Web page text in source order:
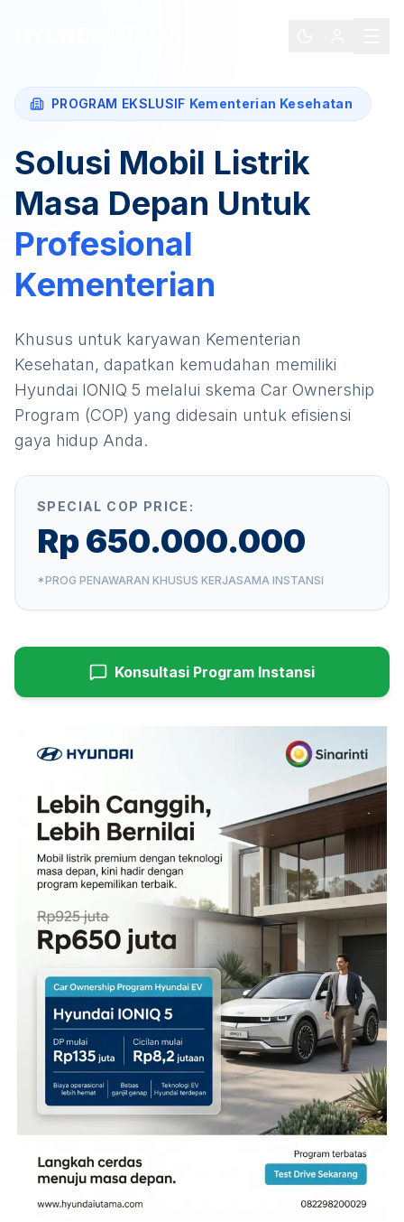
PROGRAM EKSLUSIF Kementerian Kesehatan
Solusi Mobil Listrik
Masa Depan Untuk
Profesional
Kementerian
Khusus untuk karyawan Kementerian
Kesehatan, dapatkan kemudahan memiliki
Hyundai IONIQ 5 melalui skema Car Ownership
Program (COP) yang didesain untuk efisiensi
gaya hidup Anda.
SPECIAL COP PRICE:
Rp 650.000.000
*PROG PENAWARAN KHUSUS KERJASAMA INSTANSI
Konsultasi Program Instansi